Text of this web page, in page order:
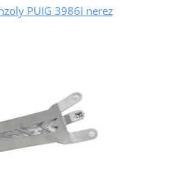
PUIG 3986I nerez